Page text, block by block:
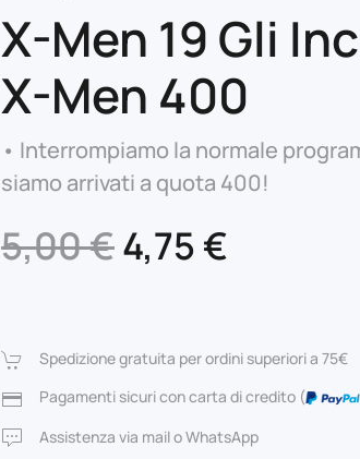
X-Men 19 Gli
X-Men 400
• Interrompiamo la normale
siamo arrivati a quota 400!
5,00€Il
originale
era:
5,00 €.
4,75€
attuale
è:
4,75 €.
Spedizione gratuita per ordini superiori a 75€
Pagamenti sicuri con carta di credito (
Assistenza via mail o WhatsApp